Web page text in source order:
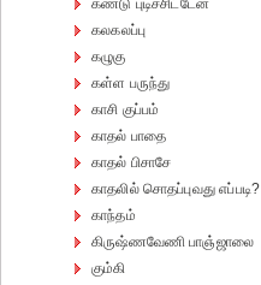
கண்டு புடிச்சிட்டேன்
கலகலப்பு
கழுகு
கள்ள பருந்து
காசி குப்பம்
காதல் பாதை
காதல் பிசாசே
காதலில் சொதப்புவது எப்படி?
காந்தம்
கிருஷ்ணவேணி பாஞ்ஜாலை
கும்கி